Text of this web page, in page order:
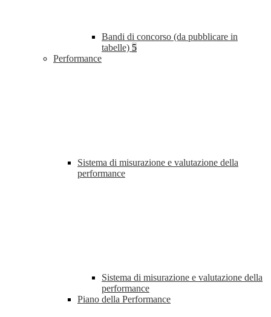
Bandi di concorso (da pubblicare in
tabelle) 5
Performance
Sistema di misurazione e valutazione della
performance
Sistema di misurazione e valutazione della
performance
Piano della Performance